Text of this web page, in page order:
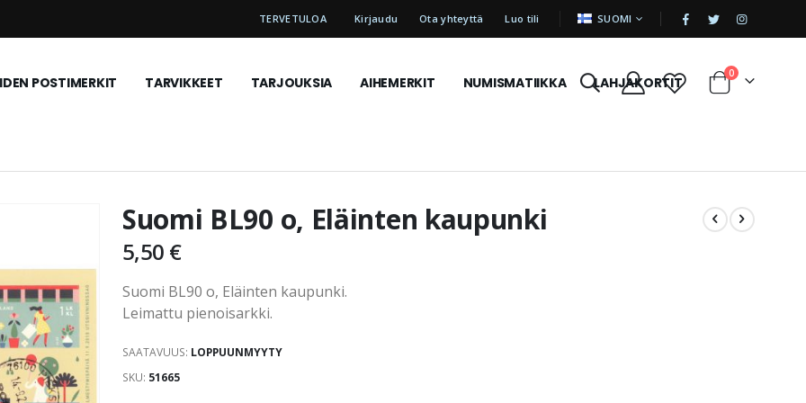
TERVETULOA Kirjaudu Ota yhteyttä Luo tili KIELI SUOMI |
POSTIMERKIT TARVIKKEET TARJOUKSIA AIHEMERKIT NUMISMATIIKKA LAHJAKORTIT Cart
0tuotetta
Suomi BL90 o, Eläinten kaupunki
5,50 €
Suomi BL90 o, Eläinten kaupunki.
Leimattu pienoisarkki.
SAATAVUUS: LOPPUUNMYYTY
SKU 51665